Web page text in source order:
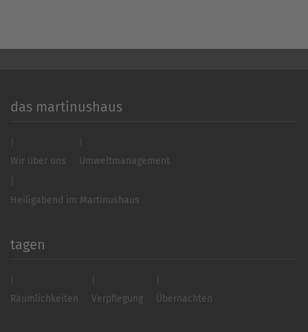
das martinushaus
Wir über uns Umweltmanagement
Heiligabend im Martinushaus
tagen
Räumlichkeiten Verpflegung Übernachten